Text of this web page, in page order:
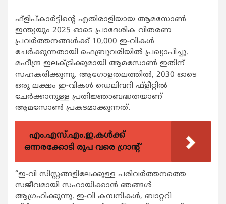
ഫ്ളിപ്കാര്‍ട്ടിന്‍റെ എതിരാളിയായ ആമസോണ്‍
ഇന്ത്യയും 2025 ഓടെ പ്രാദേശിക വിതരണ
പ്രവര്‍ത്തനങ്ങള്‍ക്ക് 10,000 ഇ-വികള്‍
ചേര്‍ക്കുന്നതായി ഫെബ്രുവരിയില്‍ പ്രഖ്യാപിച്ചു.
മഹീന്ദ്ര ഇലക്ട്രിക്കുമായി ആമസോണ്‍ ഇതിന്
സഹകരിക്കുന്നു. ആഗോളതലത്തില്‍, 2030 ഓടെ
ഒരു ലക്ഷം ഇ-വികള്‍ ഡെലിവറി ഫ്ളീറ്റില്‍
ചേര്‍ക്കാനുള്ള പ്രതിജ്ഞാബദ്ധതയാണ്
ആമസോണ്‍ പ്രകടമാക്കുന്നത്.
എം.എസ്.എം.ഇ.കൾക്ക്
ഒന്നരക്കോടി രൂപ വരെ ഗ്രാന്റ്
“ഇ-വി സിസ്റ്റങ്ങളിലേക്കുള്ള പരിവര്‍ത്തനത്തെ
സജീവമായി സഹായിക്കാന്‍ ഞങ്ങള്‍
ആഗ്രഹിക്കുന്നു. ഇ-വി കമ്പനികള്‍, ബാറ്ററി